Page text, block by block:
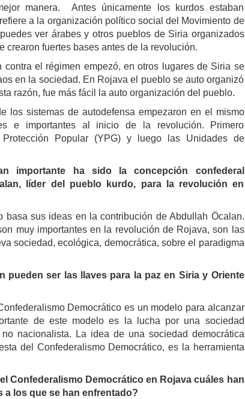
manera. Antes únicamente los kurdos estaban
a la organización político social del Movimiento de
ver árabes y otros pueblos de Siria organizados
crearon fuertes bases antes de la revolución.
contra el régimen empezó, en otros lugares de Siria se
en la sociedad. En Rojava el pueblo se auto organizó
razón, fue más fácil la auto organización del pueblo.
los sistemas de autodefensa empezaron en el mismo
e importantes al inicio de la revolución. Primero
Popular (YPG) y luego las Unidades de
importante ha sido la concepción confederal
líder del pueblo kurdo, para la revolución en
basa sus ideas en la contribución de Abdullah Öcalan.
muy importantes en la revolución de Rojava, son las
sociedad, ecológica, democrática, sobre el paradigma
pueden ser las llaves para la paz en Siria y Oriente
Democrático es un modelo para alcanzar
de este modelo es la lucha por una sociedad
nacionalista. La idea de una sociedad democrática
del Confederalismo Democrático, es la herramienta
Confederalismo Democrático en Rojava cuáles han
los que se han enfrentado?